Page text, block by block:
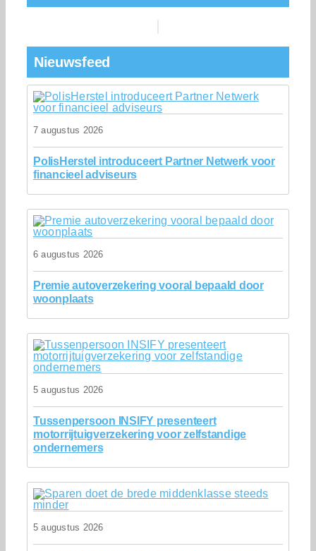
Nieuwsfeed
7 augustus 2026
PolisHerstel introduceert Partner Netwerk voor
financieel adviseurs
6 augustus 2026
Premie autoverzekering vooral bepaald door
woonplaats
5 augustus 2026
Tussenpersoon INSIFY presenteert
motorrijtuigverzekering voor zelfstandige
ondernemers
5 augustus 2026